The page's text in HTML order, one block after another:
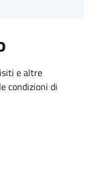
e altre
condizioni di